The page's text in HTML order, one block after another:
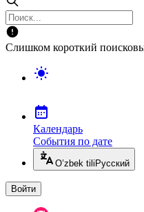
Слишком короткий
Календарь
События по дате
O’zbek tili Русский
Войти